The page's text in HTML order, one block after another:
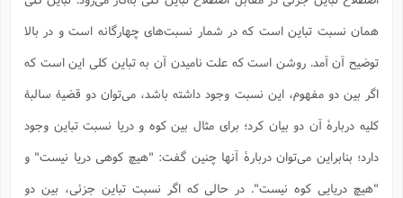
همان نسبت تباین است که در شمار نسبت‌های چهارگانه است و در بالا
توضیح آن آمد. روشن است که علت نامیدن آن به تباین کلی این است که
اگر بین دو مفهوم، این نسبت وجود داشته باشد، می‌توان دو قضیۀ سالبۀ
کلیه دربارۀ آن دو بیان کرد؛ برای مثال بین کوه و دریا نسبت تباین وجود
دارد؛ بنابراین می‌توان دربارۀ آنها چنین گفت: "هیچ کوهی دریا نیست" و
"هیچ دریایی کوه نیست". در حالی که اگر نسبت تباین جزئی، بین دو